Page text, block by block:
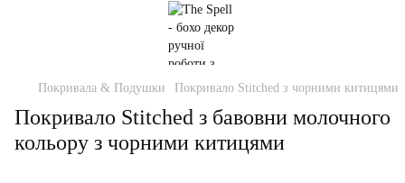
Покривала & Подушки Покривало Stitched з чорними китицями
Покривало Stitched з бавовни молочного
кольору з чорними китицями